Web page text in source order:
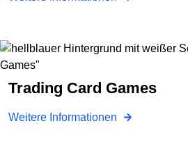
Trading Card Games
Weitere Informationen